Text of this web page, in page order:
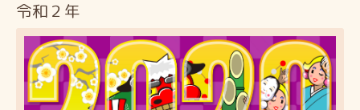
令和２年